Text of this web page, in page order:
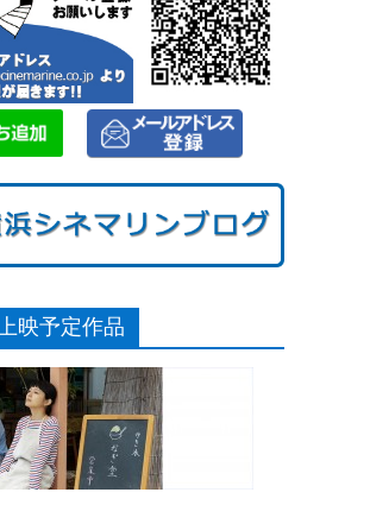
映予定作品